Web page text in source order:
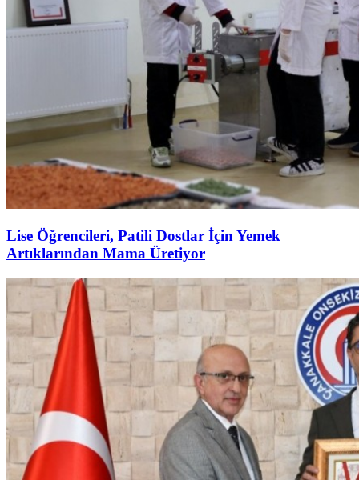
Lise Öğrencileri, Patili Dostlar İçin Yemek
Artıklarından Mama Üretiyor